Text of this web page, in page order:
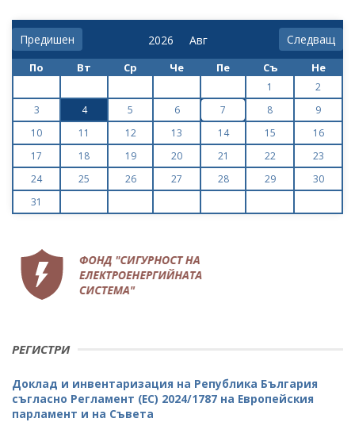
Предишен Следващ
По Вт Ср Че Пе Съ Не
1
2
3
4 5 6 7 8
9
10
11 12 13 14 15
16
17
18 19 20 21 22
23
24
25 26 27 28 29
30
31
РЕГИСТРИ
Доклад и инвентаризация на Република България
съгласно Регламент (ЕС) 2024/1787 на Европейския
парламент и на Съвета